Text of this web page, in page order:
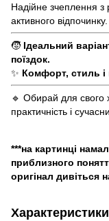
Надійне зчеплення
активного відпочинку.
🧒 Ідеальний
поїздок.
✨ Комфорт, стиль і
🔹 Обирай для свого
практичність і
***на картинці
приблизного
оригінал дивіться
Характеристики